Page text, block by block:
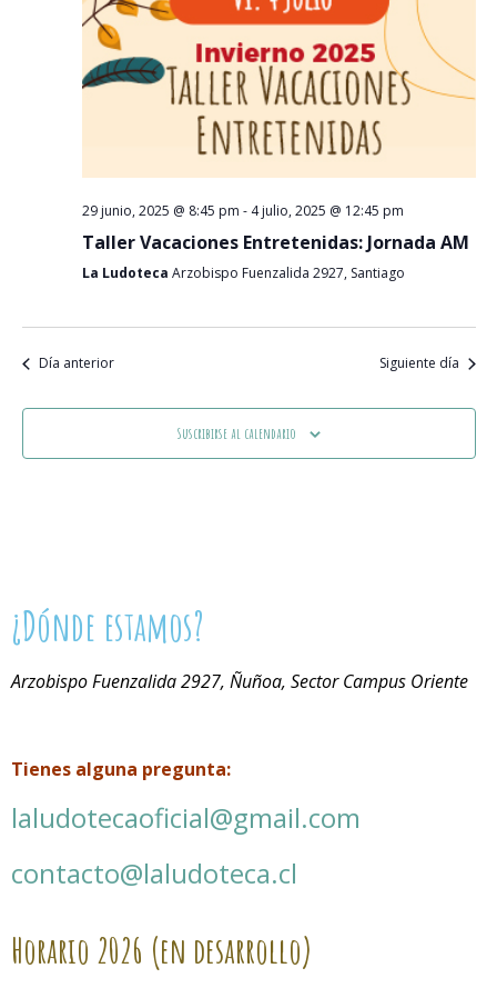
29 junio, 2025 @ 8:45 pm - 4 julio, 2025 @ 12:45 pm
Taller Vacaciones Entretenidas: Jornada AM
La Ludoteca Arzobispo Fuenzalida 2927, Santiago
Día anterior Siguiente día
Suscribirse al calendario
¿Dónde estamos?
Arzobispo Fuenzalida 2927, Ñuñoa, Sector Campus Oriente
Tienes alguna pregunta:
laludotecaoficial@gmail.com
contacto@laludoteca.cl
Horario 2026 (en desarrollo)